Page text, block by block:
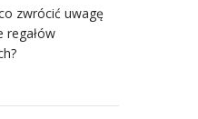
zwrócić uwagę
regałów